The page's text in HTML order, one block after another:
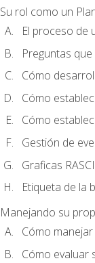
Su rol como un
El proceso de
Preguntas
Cómo
Cómo
Cómo
Gestión de
Graficas RASCI
Etiqueta de la
Manejando su
Cómo
Cómo evaluar